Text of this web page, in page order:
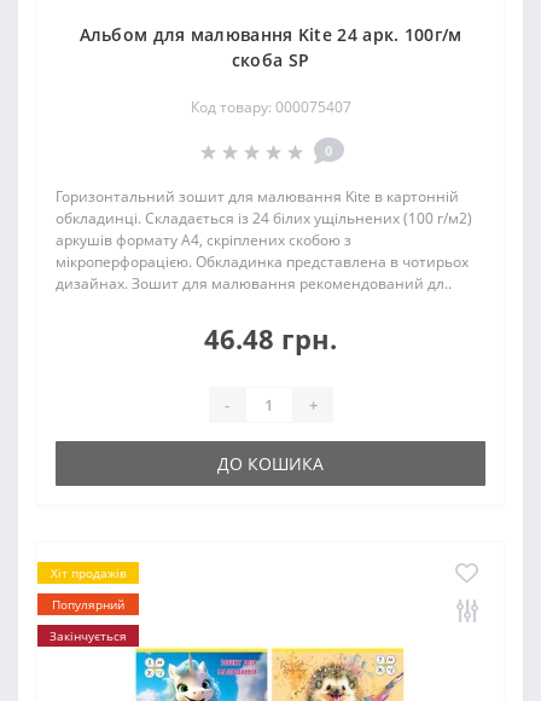
Альбом для малювання Kite 24 арк. 100г/м
скоба SP
Код товару: 000075407
0
Горизонтальний зошит для малювання Kite в картонній
обкладинці. Складається із 24 білих ущільнених (100 г/м2)
аркушів формату А4, скріплених скобою з
мікроперфорацією. Обкладинка представлена в чотирьох
дизайнах. Зошит для малювання рекомендований дл..
46.48 грн.
- +
ДО КОШИКА
Хіт продажів
Популярний
Закінчується